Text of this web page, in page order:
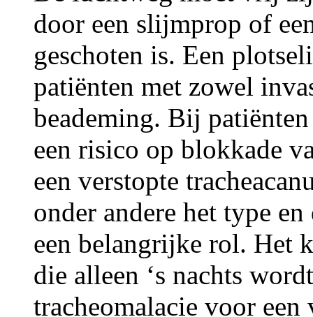
door een slijmprop of
geschoten is. Een
patiënten met zowel
beademing. Bij patiënten
een risico op blokkade
een verstopte
onder andere het type
een belangrijke rol. Het
die alleen ‘s nachts
tracheomalacie voor